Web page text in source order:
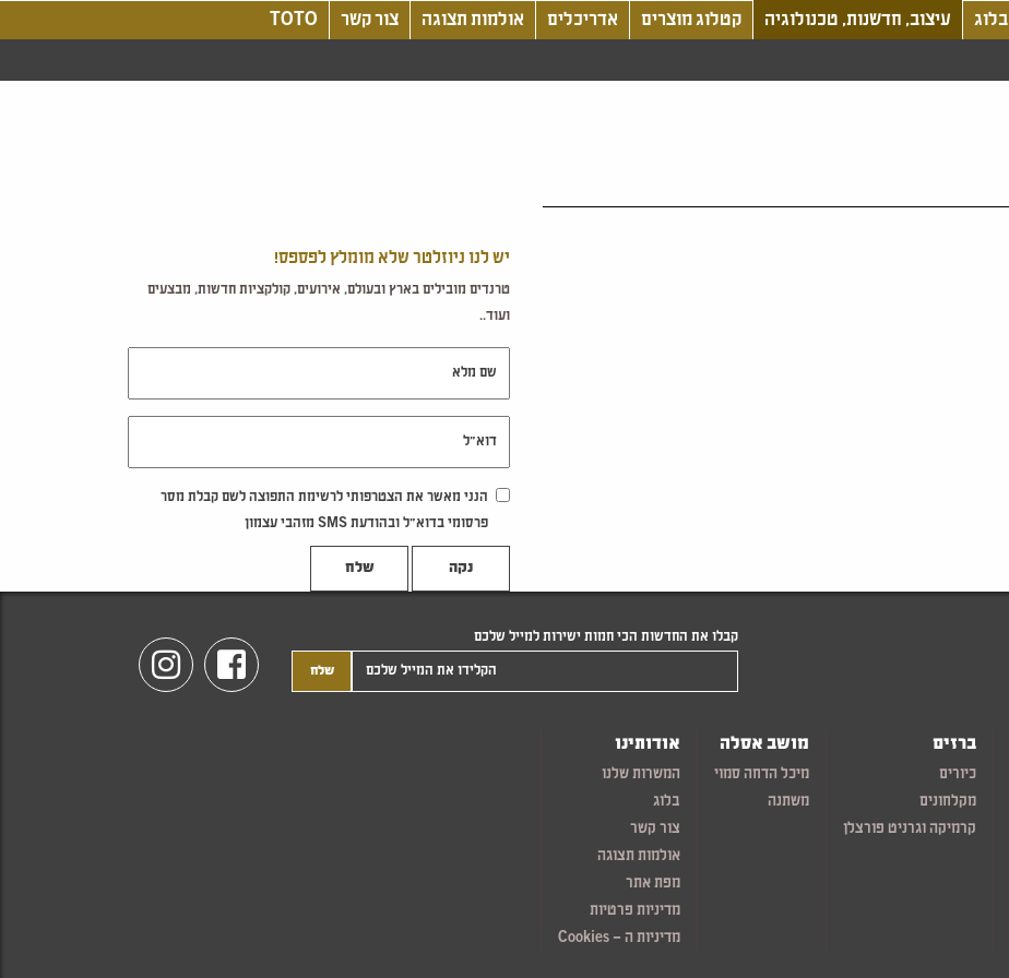
בלוג עיצוב, חדשנות, טכנולוגיה קטלוג מוצרים אדריכלים אולמות תצוגה צור קשר TOTO
יש לנו ניוזלטר שלא מומלץ לפספס!
טרנדים מובילים בארץ ובעולם, אירועים, קולקציות חדשות, מבצעים
ועוד..
הנני מאשר את הצטרפותי לרשימת התפוצה לשם קבלת מסר
פרסומי בדוא"ל ובהודעת SMS מזהבי עצמון
נקה
Facebook
Instagram
קבלו את החדשות הכי חמות ישירות למייל שלכם
ברזים
כיורים
מקלחונים
קרמיקה וגרניט פורצלן
מושב אסלה
מיכל הדחה סמוי
משתנה
אודותינו
המשרות שלנו
בלוג
צור קשר
אולמות תצוגה
מפת אתר
מדיניות פרטיות
מדיניות ה – Cookies